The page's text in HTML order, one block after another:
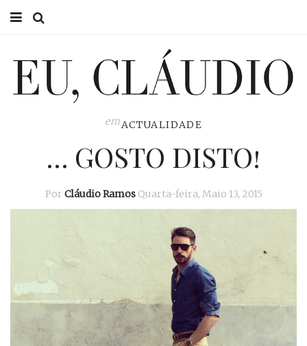
EU CLÁUDIO
ACTUALIDADE
emACTUALIDADE
… GOSTO DISTO!
Por Cláudio Ramos Quarta-feira, Maio 13, 2015